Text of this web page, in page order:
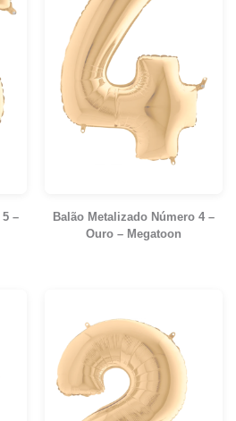
–
Balão Metalizado Número 4 –
Ouro – Megatoon